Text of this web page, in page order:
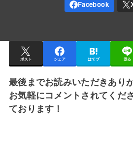
ポスト シェア はてブ 送る
最後までお読みいただきあり
お気軽にコメントされてくだ
ております！